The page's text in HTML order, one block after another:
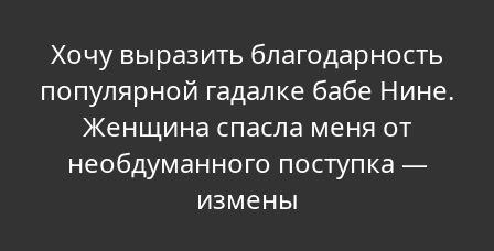
Хочу выразить благодарность
популярной гадалке бабе Нине.
Женщина спасла меня от
необдуманного поступка —
измены